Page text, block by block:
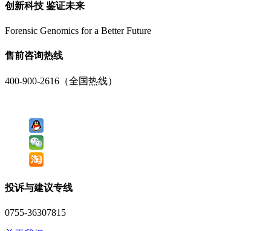
创新科技 鉴证未来
Forensic Genomics for a Better Future
售前咨询热线
400-900-2616（全国热线）
投诉与建议专线
0755-36307815